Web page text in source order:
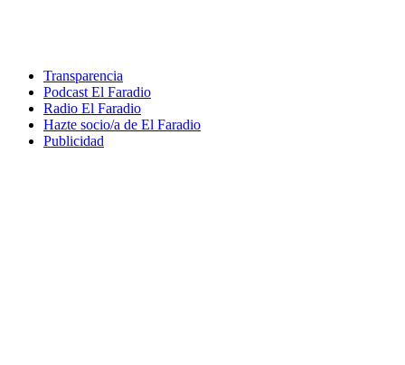
Transparencia
Podcast El Faradio
Radio El Faradio
Hazte socio/a de El Faradio
Publicidad